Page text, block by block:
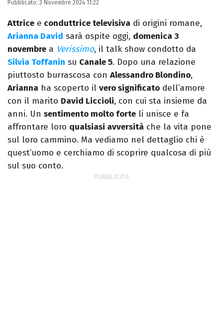
Pubblicato: 3 Novembre 2024 11:22
Attrice e conduttrice televisiva di origini romane,
Arianna David sarà ospite oggi, domenica 3
novembre a Verissimo, il talk show condotto da
Silvia Toffanin su Canale 5. Dopo una relazione
piuttosto burrascosa con Alessandro Blondino,
Arianna ha scoperto il vero significato dell’amore
con il marito David Liccioli, con cui sta insieme da
anni. Un sentimento molto forte li unisce e fa
affrontare loro qualsiasi avversità che la vita pone
sul loro cammino. Ma vediamo nel dettaglio chi è
quest’uomo e cerchiamo di scoprire qualcosa di più
sul suo conto.